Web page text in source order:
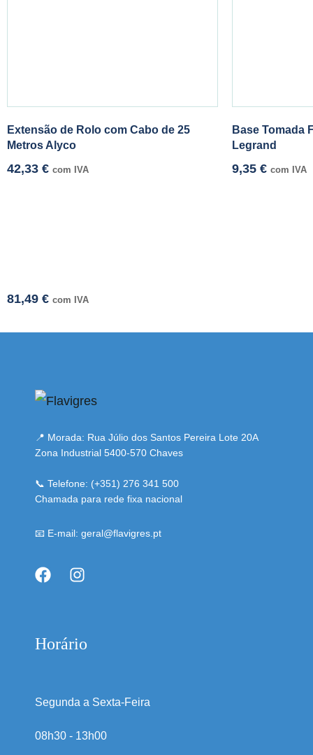
Extensão de Rolo com Cabo de 25
Metros Alyco
42,33 € com IVA
Base Tomada
Legrand
9,35 € com IVA
81,49 € com IVA
📍 Morada: Rua Júlio dos Santos Pereira Lote 20A
Zona Industrial 5400-570 Chaves
📞 Telefone: (+351) 276 341 500
Chamada para rede fixa nacional
📧 E-mail: geral@flavigres.pt
Horário
Segunda a Sexta-Feira
08h30 - 13h00